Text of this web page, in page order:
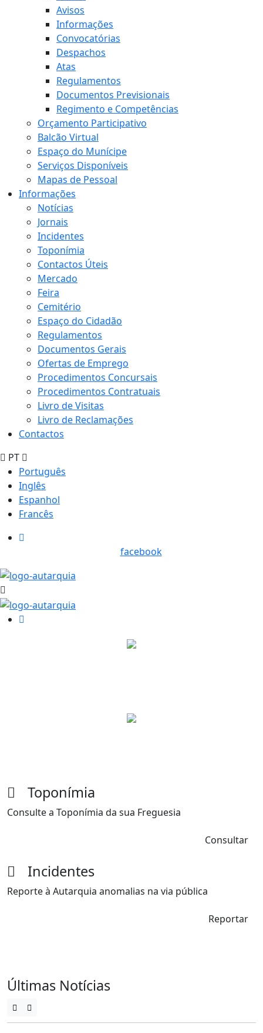
Avisos
Informações
Convocatórias
Despachos
Atas
Regulamentos
Documentos Previsionais
Regimento e Competências
Orçamento Participativo
Balcão Virtual
Espaço do Munícipe
Serviços Disponíveis
Mapas de Pessoal
Informações
Notícias
Jornais
Incidentes
Toponímia
Contactos Úteis
Mercado
Feira
Cemitério
Espaço do Cidadão
Regulamentos
Documentos Gerais
Ofertas de Emprego
Procedimentos Concursais
Procedimentos Contratuais
Livro de Visitas
Livro de Reclamações
Contactos
PT
Português
Inglês
Espanhol
Francês
facebook
Toponímia
Consulte a Toponímia da sua Freguesia
Consultar
Incidentes
Reporte à Autarquia anomalias na via pública
Reportar
Últimas Notícias